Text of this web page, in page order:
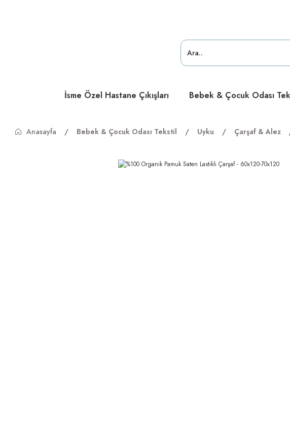
İsme Özel Hastane Çıkışları Bebek & Çocuk Odası
Anasayfa Bebek & Çocuk Odası Tekstil Uyku Çarşaf & Alez